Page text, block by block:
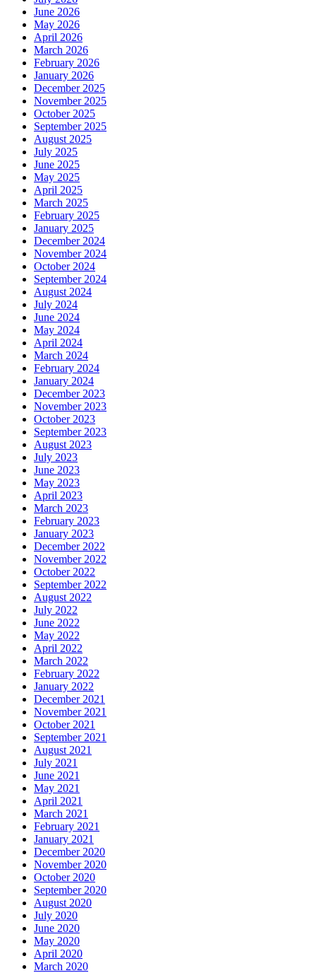
June 2026
May 2026
April 2026
March 2026
February 2026
January 2026
December 2025
November 2025
October 2025
September 2025
August 2025
July 2025
June 2025
May 2025
April 2025
March 2025
February 2025
January 2025
December 2024
November 2024
October 2024
September 2024
August 2024
July 2024
June 2024
May 2024
April 2024
March 2024
February 2024
January 2024
December 2023
November 2023
October 2023
September 2023
August 2023
July 2023
June 2023
May 2023
April 2023
March 2023
February 2023
January 2023
December 2022
November 2022
October 2022
September 2022
August 2022
July 2022
June 2022
May 2022
April 2022
March 2022
February 2022
January 2022
December 2021
November 2021
October 2021
September 2021
August 2021
July 2021
June 2021
May 2021
April 2021
March 2021
February 2021
January 2021
December 2020
November 2020
October 2020
September 2020
August 2020
July 2020
June 2020
May 2020
April 2020
March 2020